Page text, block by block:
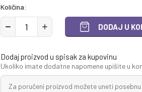
Količina:
DODAJ U
Dodaj proizvod u spisak za kupovinu
Ukoliko imate dodatne napomene upišite u